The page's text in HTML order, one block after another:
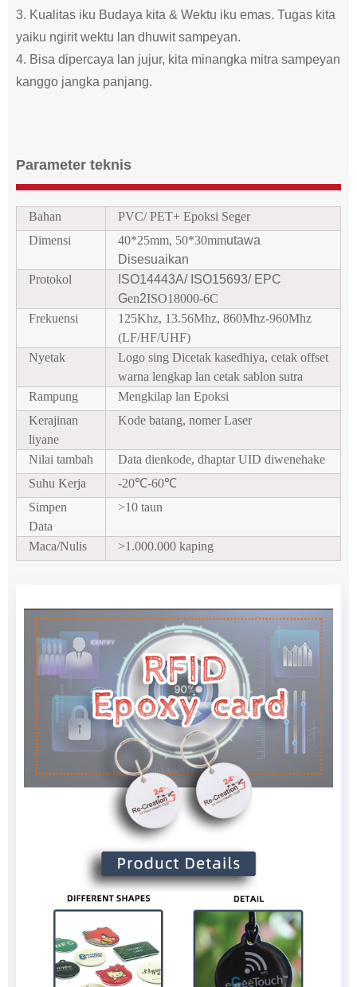
3. Kualitas iku Budaya kita & Wektu iku emas. Tugas kita
yaiku ngirit wektu lan dhuwit sampeyan.
4. Bisa dipercaya lan jujur, kita minangka mitra sampeyan
kanggo jangka panjang.
Parameter teknis
Bahan
PVC/ PET+ Epoksi Seger
Dimensi
40*25mm, 50*30mmutawa
Disesuaikan
Protokol
ISO14443A/ ISO15693/ EPC
Gen2ISO18000-6C
Frekuensi
125Khz, 13.56Mhz, 860Mhz-960Mhz
(LF/HF/UHF)
Nyetak
Logo sing Dicetak kasedhiya, cetak offset
warna lengkap lan cetak sablon sutra
Rampung
Mengkilap lan Epoksi
Kerajinan
liyane
Kode batang, nomer Laser
Nilai tambah
Data dienkode, dhaptar UID diwenehake
Suhu Kerja
-20℃-60℃
Simpen
Data
>10 taun
Maca/Nulis >1.000.000 kaping